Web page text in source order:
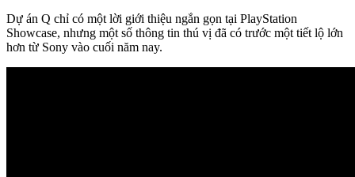
Dự án Q chỉ có một lời giới thiệu ngắn gọn tại PlayStation
Showcase, nhưng một số thông tin thú vị đã có trước một tiết lộ lớn
hơn từ Sony vào cuối năm nay.